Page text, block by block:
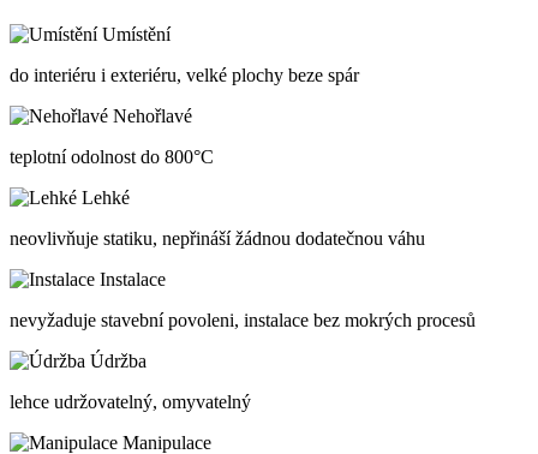
Umístění
do interiéru i exteriéru, velké plochy beze spár
Nehořlavé
teplotní odolnost do 800°C
Lehké
neovlivňuje statiku, nepřináší žádnou dodatečnou váhu
Instalace
nevyžaduje stavební povoleni, instalace bez mokrých procesů
Údržba
lehce udržovatelný, omyvatelný
Manipulace